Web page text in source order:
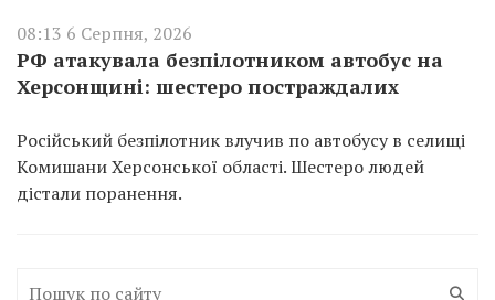
08:13 6 Серпня, 2026
РФ атакувала безпілотником автобус на
Херсонщині: шестеро постраждалих
Російський безпілотник влучив по автобусу в селищі
Комишани Херсонської області. Шестеро людей
дістали поранення.